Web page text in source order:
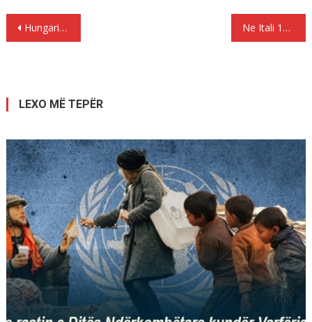
Lëvizje
Hungaria e Viktor Orbanit ndëshkon OJQ-të që ndihmojnë refugjatët Ne Itali 150 migrantë vijnë nga Libia përmes korridorit humanitar
LEXO MË TEPËR